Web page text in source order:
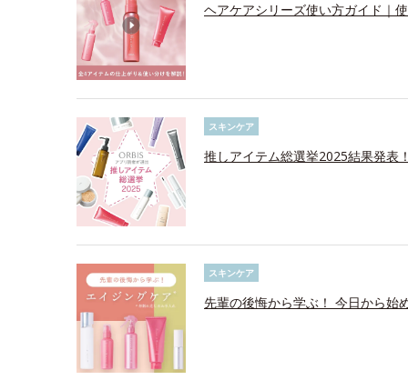
ヘアケアシリーズ使い方ガイド｜
スキンケア
推しアイテム総選挙2025結果発表
スキンケア
先輩の後悔から学ぶ！ 今日から始